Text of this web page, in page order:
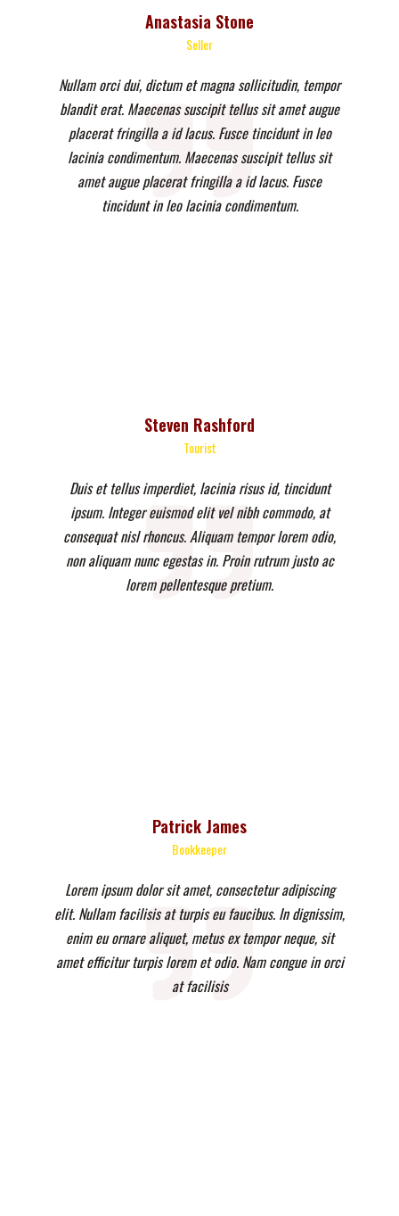
Anastasia Stone
Seller
Nullam orci dui, dictum et magna sollicitudin, tempor
blandit erat. Maecenas suscipit tellus sit amet augue
placerat fringilla a id lacus. Fusce tincidunt in leo
lacinia condimentum. Maecenas suscipit tellus sit
amet augue placerat fringilla a id lacus. Fusce
tincidunt in leo lacinia condimentum.
Steven Rashford
Tourist
Duis et tellus imperdiet, lacinia risus id, tincidunt
ipsum. Integer euismod elit vel nibh commodo, at
consequat nisl rhoncus. Aliquam tempor lorem odio,
non aliquam nunc egestas in. Proin rutrum justo ac
lorem pellentesque pretium.
Patrick James
Bookkeeper
Lorem ipsum dolor sit amet, consectetur adipiscing
elit. Nullam facilisis at turpis eu faucibus. In dignissim,
enim eu ornare aliquet, metus ex tempor neque, sit
amet efficitur turpis lorem et odio. Nam congue in orci
at facilisis